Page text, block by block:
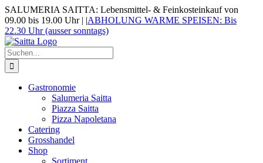
Zum
Inhalt
springen
SALUMERIA SAITTA: Lebensmittel- & Feinkosteinkauf von
09.00 bis 19.00 Uhr | |ABHOLUNG WARME SPEISEN: Bis
22.30 Uhr (ausser sonntags)
Suche
nach:
Gastronomie
Salumeria Saitta
Piazza Saitta
Pizza Napoletana
Catering
Grosshandel
Shop
Sortiment